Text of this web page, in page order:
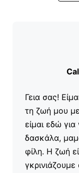
Γεια σας!
τη ζωή μου
είμαι εδώ
δασκάλα,
φίλη. Η ζωή